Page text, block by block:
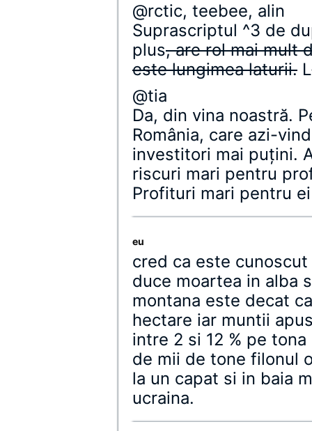
@rctic, teebee, alin
Suprascriptul ^3 de
plus, are rol mai mult
este lungimea laturii.
@tia
Da, din vina noastră.
România, care azi-
investitori mai puţini.
riscuri mari pentru
Profituri mari pentru
eu
cred ca este
duce moartea in alba
montana este decat
hectare iar muntii
intre 2 si 12 % pe
de mii de tone filonul
la un capat si in baia
ucraina.